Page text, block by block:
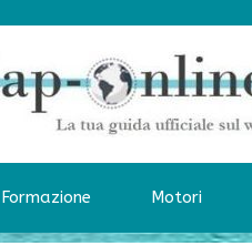
Formazione Motori